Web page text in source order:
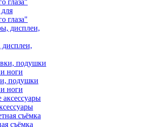
глаза"
подушки
ноги
съёмка